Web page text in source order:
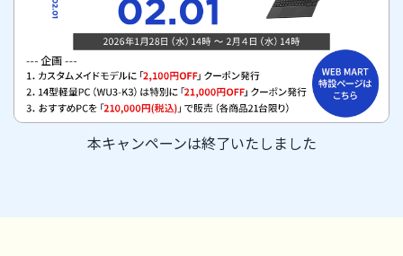
本キャンペーンは終了いたしました